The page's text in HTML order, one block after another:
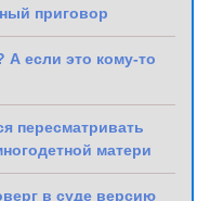
приговор
А если это кому-то
пересматривать
матери
в суде версию